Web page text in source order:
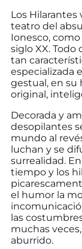
Los
teatro del
Ionesco,
siglo XX.
tan
especializada
gestual, en
original,
Decorada y
desopilantes
mundo al
luchan y se
surrealidad.
tiempo y los
el humor la
las
muchas
aburrido.